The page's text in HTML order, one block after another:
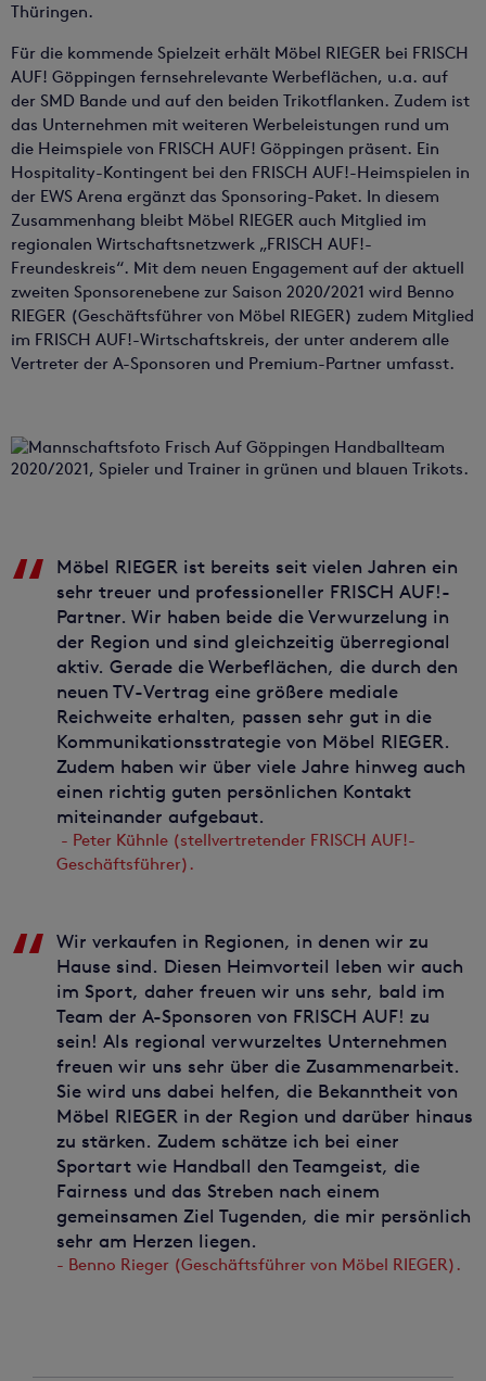
Thüringen.
Für die kommende Spielzeit erhält Möbel RIEGER bei FRISCH
AUF! Göppingen fernsehrelevante Werbeflächen, u.a. auf
der SMD Bande und auf den beiden Trikotflanken. Zudem ist
das Unternehmen mit weiteren Werbeleistungen rund um
die Heimspiele von FRISCH AUF! Göppingen präsent. Ein
Hospitality-Kontingent bei den FRISCH AUF!-Heimspielen in
der EWS Arena ergänzt das Sponsoring-Paket. In diesem
Zusammenhang bleibt Möbel RIEGER auch Mitglied im
regionalen Wirtschaftsnetzwerk „FRISCH AUF!-
Freundeskreis“. Mit dem neuen Engagement auf der aktuell
zweiten Sponsorenebene zur Saison 2020/2021 wird Benno
RIEGER (Geschäftsführer von Möbel RIEGER) zudem Mitglied
im FRISCH AUF!-Wirtschaftskreis, der unter anderem alle
Vertreter der A-Sponsoren und Premium-Partner umfasst.
Möbel RIEGER ist bereits seit vielen Jahren ein
sehr treuer und professioneller FRISCH AUF!-
Partner. Wir haben beide die Verwurzelung in
der Region und sind gleichzeitig überregional
aktiv. Gerade die Werbeflächen, die durch den
neuen TV-Vertrag eine größere mediale
Reichweite erhalten, passen sehr gut in die
Kommunikationsstrategie von Möbel RIEGER.
Zudem haben wir über viele Jahre hinweg auch
einen richtig guten persönlichen Kontakt
miteinander aufgebaut.
- Peter Kühnle (stellvertretender FRISCH AUF!-
Geschäftsführer).
Wir verkaufen in Regionen, in denen wir zu
Hause sind. Diesen Heimvorteil leben wir auch
im Sport, daher freuen wir uns sehr, bald im
Team der A-Sponsoren von FRISCH AUF! zu
sein! Als regional verwurzeltes Unternehmen
freuen wir uns sehr über die Zusammenarbeit.
Sie wird uns dabei helfen, die Bekanntheit von
Möbel RIEGER in der Region und darüber hinaus
zu stärken. Zudem schätze ich bei einer
Sportart wie Handball den Teamgeist, die
Fairness und das Streben nach einem
gemeinsamen Ziel Tugenden, die mir persönlich
sehr am Herzen liegen.
- Benno Rieger (Geschäftsführer von Möbel RIEGER).